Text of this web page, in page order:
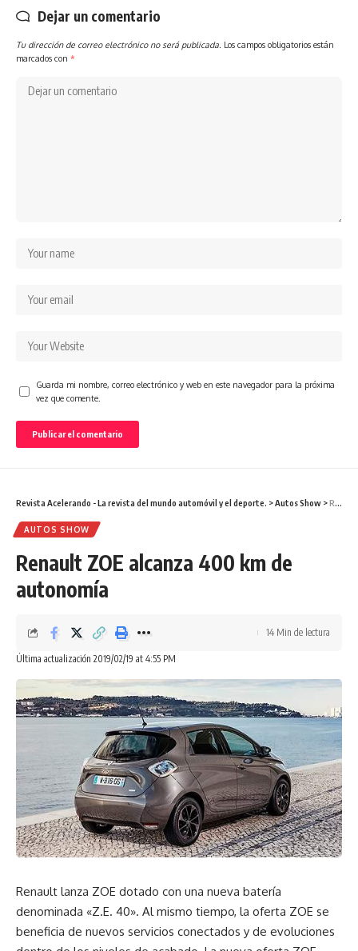
Dejar un comentario
Tu dirección de correo electrónico no será publicada. Los campos obligatorios están
marcados con *
Guarda mi nombre, correo electrónico y web en este navegador para la próxima
vez que comente.
Revista Acelerando - La revista del mundo automóvil y el deporte. >Autos Show >Renault ZOE alcanza 400 km de autonomía
AUTOS SHOW
Renault ZOE alcanza 400 km de
autonomía
Última actualización 2019/02/19 at 4:55 PM
14 Min de lectura
Renault lanza ZOE dotado con una nueva batería
denominada «Z.E. 40». Al mismo tiempo, la oferta ZOE se
beneficia de nuevos servicios conectados y de evoluciones